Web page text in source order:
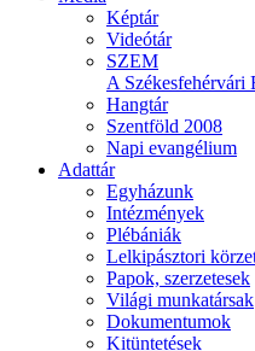
Képtár
Videótár
SZEM
A Székesfehérvári
Hangtár
Szentföld 2008
Napi evangélium
Adattár
Egyházunk
Intézmények
Plébániák
Lelkipásztori
Papok, szerzetesek
Világi munkatársak
Dokumentumok
Kitüntetések